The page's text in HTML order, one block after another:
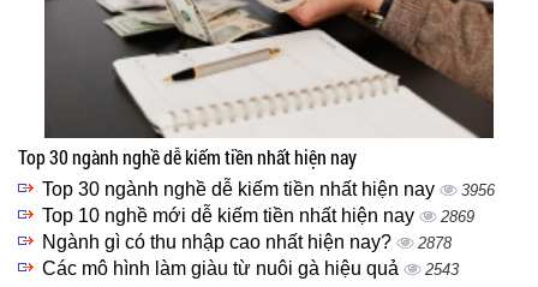
Top 30 ngành nghề dễ kiếm tiền nhất hiện nay
Top 30 ngành nghề dễ kiếm tiền nhất hiện nay 3956
Top 10 nghề mới dễ kiếm tiền nhất hiện nay 2869
Ngành gì có thu nhập cao nhất hiện nay? 2878
Các mô hình làm giàu từ nuôi gà hiệu quả 2543